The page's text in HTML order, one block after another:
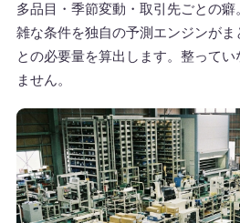
多品目・季節変動・取引先ごとの
雑な条件を独自の予測エンジンが
との必要量を算出します。整って
ません。